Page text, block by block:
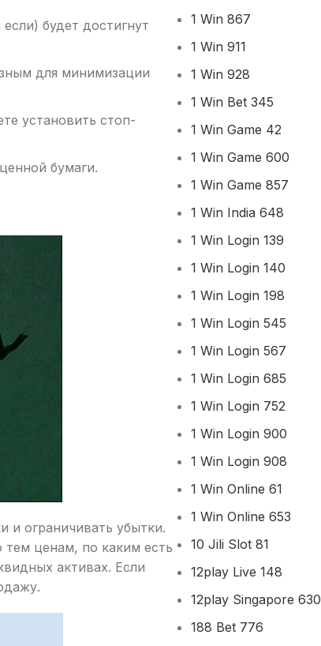
будет достигнут
для минимизации
установить стоп-
бумаги.
и ограничивать убытки.
тем ценам, по каким есть
активах. Если
1 Win 867
1 Win 911
1 Win 928
1 Win Bet 345
1 Win Game 42
1 Win Game 600
1 Win Game 857
1 Win India 648
1 Win Login 139
1 Win Login 140
1 Win Login 198
1 Win Login 545
1 Win Login 567
1 Win Login 685
1 Win Login 752
1 Win Login 900
1 Win Login 908
1 Win Online 61
1 Win Online 653
10 Jili Slot 81
12play Live 148
12play Singapore 630
188 Bet 776